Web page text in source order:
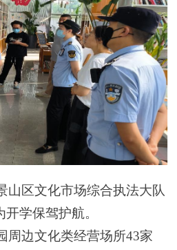
区文化市场综合执法大队
学保驾护航。
边文化类经营场所43家